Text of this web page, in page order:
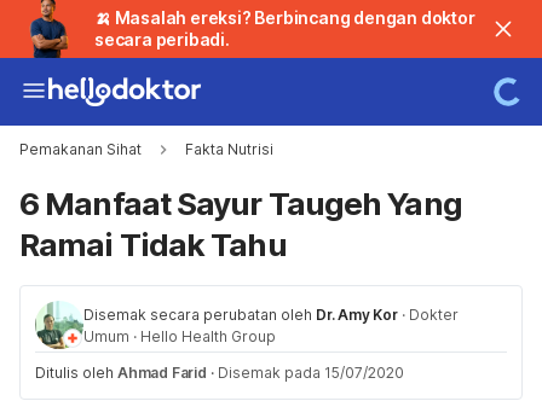
🍌 Masalah ereksi? Berbincang dengan doktor
secara peribadi.
Pemakanan Sihat Fakta Nutrisi
6 Manfaat Sayur Taugeh Yang
Ramai Tidak Tahu
Disemak secara perubatan oleh Dr. Amy Kor · Dokter
Umum · Hello Health Group
Ditulis oleh Ahmad Farid · Disemak pada 15/07/2020